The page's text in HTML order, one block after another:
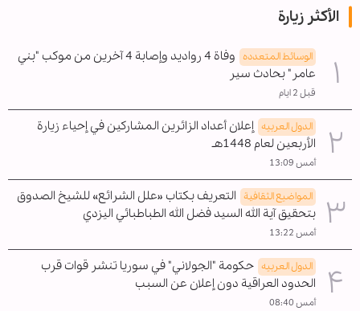
الأكثر زيارة
الوسائط المتعدده
وفاة 4 رواديد وإصابة 4 آخرين من موكب "بني
عامر" بحادث سير
قبل 2 ايام
الدول العربیه إعلان أعداد الزائرين المشاركين في إحياء زيارة
الأربعين لعام 1448هـ
أمس 13:09
المواضیع الثقافية التعريف بكتاب «علل الشرائع» للشيخ الصدوق
بتحقيق آية الله السيد فضل الله الطباطبائي اليزدي
أمس 13:22
الدول العربیه حكومة "الجولاني" في سوريا تنشر قوات قرب
الحدود العراقية دون إعلان عن السبب
أمس 08:40